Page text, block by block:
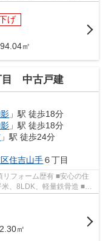
げ
㎡
目 中古戸建
」駅 徒歩18分
」駅 徒歩18分
」駅 徒歩24分
住吉山手６丁目
リフォーム歴有 ■安心の住
、8LDK、軽量鉄骨造 ■カ
㎡